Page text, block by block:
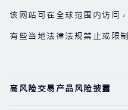
该网站可在全球范围内访问
有些当地法律法规禁止或限
高风险交易产品风险披露